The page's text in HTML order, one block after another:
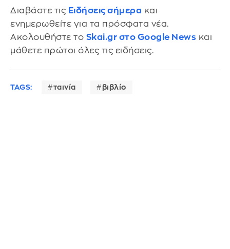
Διαβάστε τις Ειδήσεις σήμερα και
ενημερωθείτε για τα πρόσφατα νέα.
Ακολουθήστε το Skai.gr στο Google News και
μάθετε πρώτοι όλες τις ειδήσεις.
TAGS: ταινία βιβλίο